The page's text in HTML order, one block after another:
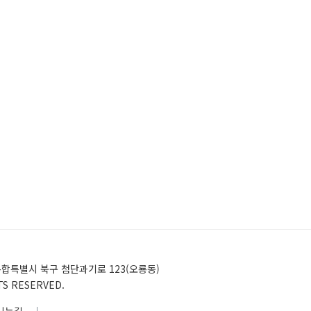
별시 북구 첨단과기로 123(오룡동)
RESERVED.